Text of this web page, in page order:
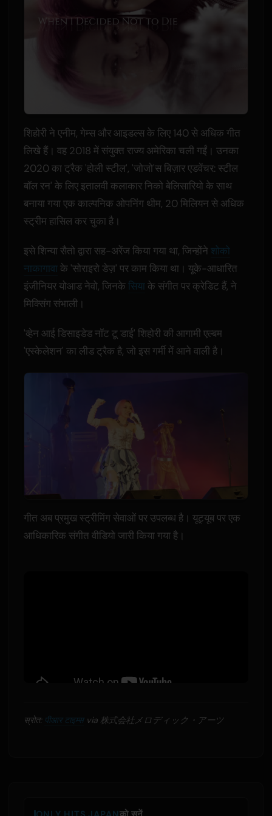
शिहोरी ने एनीम, गेम्स और आइडल्स के लिए 140 से अधिक गीत
लिखे हैं। वह 2018 में संयुक्त राज्य अमेरिका चली गईं। उनका
2020 का ट्रैक 'होली स्टील', 'जोजो'स बिज़ार एडवेंचर: स्टील
बॉल रन' के लिए इतालवी कलाकार निको बेलिसारियो के साथ
बनाया गया एक काल्पनिक ओपनिंग थीम, 20 मिलियन से अधिक
स्ट्रीम हासिल कर चुका है।
इसे शिन्या सैतो द्वारा सह-अरेंज किया गया था, जिन्होंनेशोको
नाकागावाके 'सोराइरो डेज़' पर काम किया था। यूके-आधारित
इंजीनियर योआड नेवो, जिनकेसियाके संगीत पर क्रेडिट हैं, ने
मिक्सिंग संभाली।
'व्हेन आई डिसाइडेड नॉट टू डाई' शिहोरी की आगामी एल्बम
'एस्केलेशन' का लीड ट्रैक है, जो इस गर्मी में आने वाली है।
गीत अब प्रमुख स्ट्रीमिंग सेवाओं पर उपलब्ध है। यूट्यूब पर एक
आधिकारिक संगीत वीडियो जारी किया गया है।
स्रोत: पीआर टाइम्सvia 株式会社メロディック・アーツ